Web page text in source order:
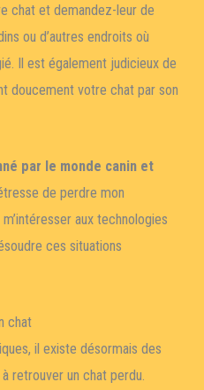
chat et demandez-leur de
ou d’autres endroits où
Il est également judicieux de
doucement votre chat par son
par le monde canin et
de perdre mon
aux technologies
ces situations
chat
il existe désormais des
retrouver un chat perdu.